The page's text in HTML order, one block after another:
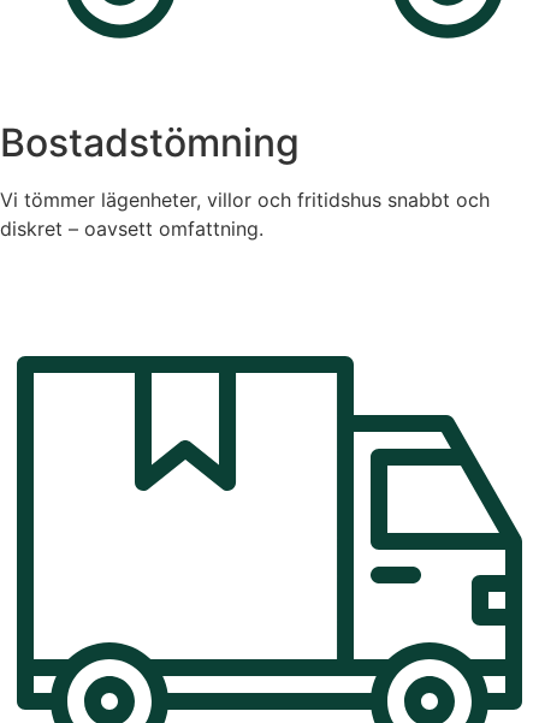
Bostadstömning
Vi tömmer lägenheter, villor och fritidshus snabbt och
diskret – oavsett omfattning.